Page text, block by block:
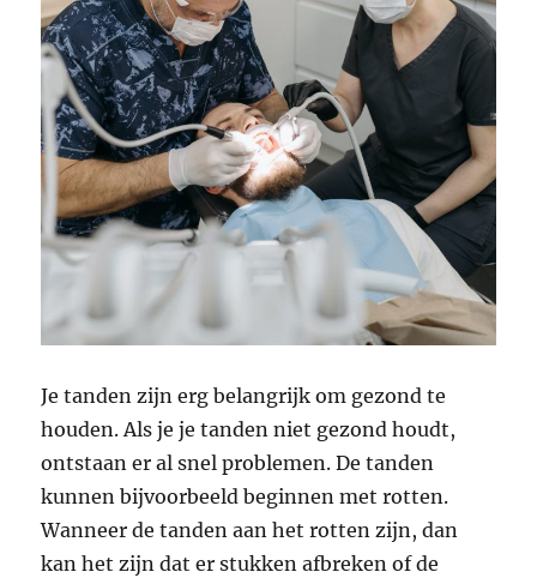
Je tanden zijn erg belangrijk om gezond te
houden. Als je je tanden niet gezond houdt,
ontstaan er al snel problemen. De tanden
kunnen bijvoorbeeld beginnen met rotten.
Wanneer de tanden aan het rotten zijn, dan
kan het zijn dat er stukken afbreken of de